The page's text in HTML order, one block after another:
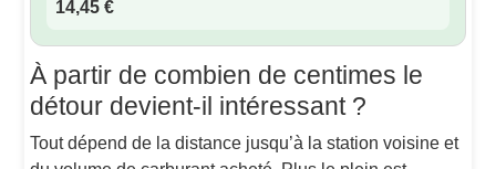
14,45 €
À partir de combien de centimes le
détour devient-il intéressant ?
Tout dépend de la distance jusqu’à la station voisine et